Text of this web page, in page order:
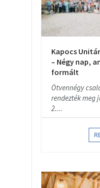
Kapocs
– Négy nap,
formált
Ötvennégy
rendezték meg
2....